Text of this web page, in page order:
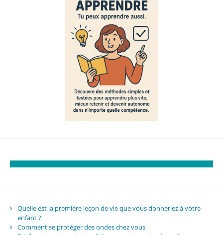
Quelle est la première leçon de vie que vous donneriez à votre
enfant ?
Comment se protéger des ondes chez vous